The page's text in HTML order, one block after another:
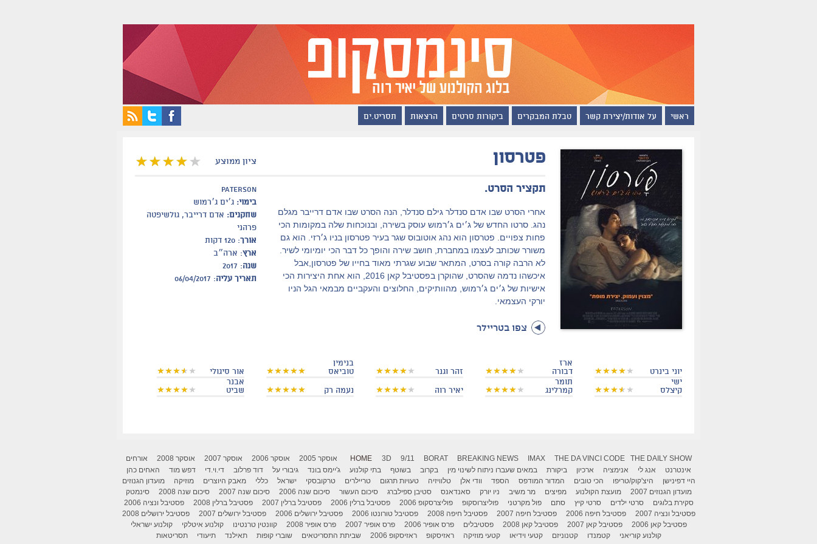
ראשי על אודות/יצירת קשר טבלת המבקרים ביקורות סרטים הרצאות תסריט.ים
ציון ממוצע פטרסון
Paterson
בימוי: ג׳ים ג׳רמוש
שחקנים: אדם דרייבר, גולשיפטה
פרהני
אורך: 120 דקות
ארץ: ארה״ב
שנה: 2017
תאריך עליה: 06/04/2017
תקציר הסרט.
אחרי הסרט שבו אדם סנדלר גילם סנדלר, הנה הסרט שבו אדם דרייבר מגלם
נהג. סרטו החדש של ג׳ים ג׳רמוש עוסק בשירה, ובנוכחות שלה במקומות הכי
פחות צפויים. פטרסון הוא נהג אוטובוס שגר בעיר פטרסון בניו ג׳רזי. הוא גם
משורר שכותב לעצמו במחברת, חושב שירה והופך כל דבר הכי יומיומי לשיר.
לא הרבה קורה בסרט, המתאר שבוע שגרתי מאוד בחייו של פטרסון,אבל
איכשהו נדמה שהסרט, שהוקרן בפסטיבל קאן 2016, הוא אחת היצירות הכי
אישיות של ג׳ים ג׳רמוש, מהוותיקים, החלוצים והעקביים מבמאי הגל הניו
יורקי העצמאי.
צפו בטריילר
יוני בינרט
ארז
דבורה
זהר וגנר
בנימין
טוביאס
אור סיגולי
ישי
קיצלס
תומר
קמרלינג
יאיר רוה נעמה רק
אבנר
שביט
HOME 3D 9/11 BORAT BREAKING NEWS IMAX THE DA VINCI CODE THE DAILY SHOW אוסקר 2005 אוסקר 2006 אוסקר 2007 אוסקר 2008
אורחים
אינטרנט
אנג לי אנימציה ארכיון ביקורת במאים שעברו ניתוח לשינוי מין בקרוב בשוטף בתי קולנוע ג'יימס בונד גיבורי על דוד פרלוב די.וי.די דפש מוד
האחים כהן
היי דפינישן
היצ'קוק/טריפו הכי טובים המדור המודפס הספד וודי אלן טלוויזיה טעויות תרגום טריילרים טרקובסקי ישראל כללי מאבק היוצרים מוזיקה
מועדון הגנוזים
מועדון הגנוזים 2007
מועצת הקולנוע מפיצים מר משיב ניו יורק סאנדאנס סטיבן ספילברג סיכום העשור סיכום שנה 2006 סיכום שנה 2007 סיכום שנה 2008
סינמטק
סקירת בלוגים
סרטי ילדים סרטי קיץ סתם פול מקרטני פוליצרוסקופ פוליצרסקופ 2006 פסטיבל ברלין 2006 פסטיבל ברלין 2007 פסטיבל ברלין 2008
פסטיבל ונציה 2006
פסטיבל ונציה 2007
פסטיבל חיפה 2006 פסטיבל חיפה 2007 פסטיבל חיפה 2008 פסטיבל טורונטו 2006 פסטיבל ירושלים 2006 פסטיבל ירושלים 2007
פסטיבל ירושלים 2008
פסטיבל קאן 2006
פסטיבל קאן 2007 פסטיבל קאן 2008 פסטיבלים פרס אופיר 2006 פרס אופיר 2007 פרס אופיר 2008 קוונטין טרנטינו קולנוע איטלקי
קולנוע ישראלי
קולנוע קוריאני
קטמנדו קטנוניזם קטעי וידיאו קטעי מוזיקה ראזיסקופ ראזיסקופ 2006 שביתת התסריטאים שוברי קופות תאילנד תיעודי תסריטאות